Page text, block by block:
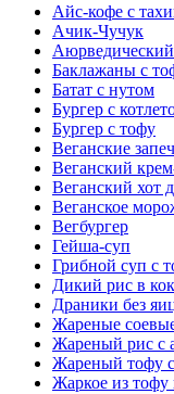
Айс-кофе с
Ачик-Чучук
Баклажаны с
Батат с нутом
Бургер с
Бургер с тофу
Веганские
Веганский
Веганский хот
Веганское
Вегбургер
Гейша-суп
Грибной суп с
Дикий рис в
Драники без
Жареные
Жареный рис с
Жареный тофу
Жаркое из тофу